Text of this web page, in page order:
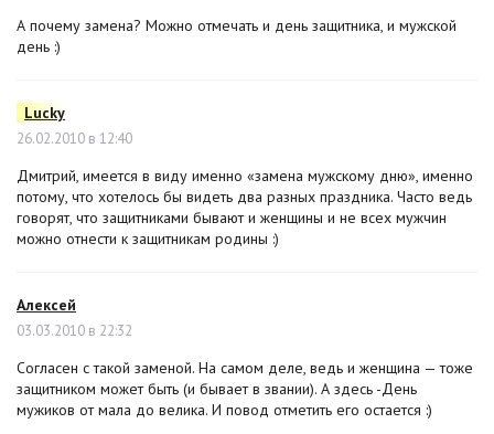
А почему замена? Можно отмечать и день защитника, и мужской
день :)
Lucky
26.02.2010 в 12:40
Дмитрий, имеется в виду именно «замена мужскому дню», именно
потому, что хотелось бы видеть два разных праздника. Часто ведь
говорят, что защитниками бывают и женщины и не всех мужчин
можно отнести к защитникам родины :)
Алексей
03.03.2010 в 22:32
Согласен с такой заменой. На самом деле, ведь и женщина — тоже
защитником может быть (и бывает в звании). А здесь -День
мужиков от мала до велика. И повод отметить его остается :)